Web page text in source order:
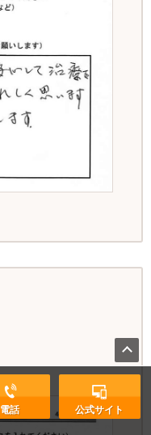
電話 公式サイト